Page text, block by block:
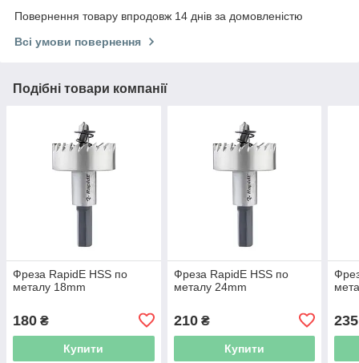
Повернення товару впродовж 14 днів за домовленістю
Всі умови повернення
Подібні товари компанії
Фреза RapidE HSS по
металу 18mm
180 ₴
Купити
Фреза RapidE HSS по
металу 24mm
210₴
Купити
235